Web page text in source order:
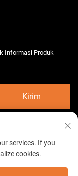
Informasi Produk
Kirim
Co. Ltd.
services. If you
cookies.